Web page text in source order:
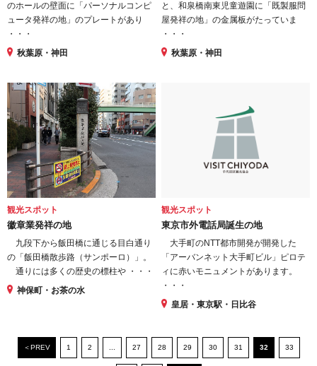
のホールの壁面に「パーソナルコンピ
ュータ発祥の地」のプレートがあり
・・・
秋葉原・神田
と、和泉橋南東児童遊園に「既製服問
屋発祥の地」の金属板がたっていま
・・・
秋葉原・神田
観光スポット
徽章業発祥の地
九段下から飯田橋に通じる目白通り
の「飯田橋散歩路（サンポーロ）」。
通りには多くの歴史の標柱や ・・・
神保町・お茶の水
観光スポット
東京市外電話局誕生の地
大手町のNTT都市開発が開発した
「アーバンネット大手町ビル」ピロテ
ィに赤いモニュメントがあります。
・・・
皇居・東京駅・日比谷
＜PREV 1 2 ... 27 28 29 30 31 32 33